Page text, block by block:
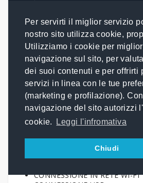
Per servirti il miglior servizio
nostro sito utilizza cookie,
Utilizziamo i cookie per
navigazione sul sito, per
dei suoi contenuti e per offrirti
servizi in linea con le tue
(marketing e profilazione).
navigazione del sito autorizzi
cookie.
Leggi l'infromativa
Chiudi
esattamente il consumo di
quando sta per terminare
adatto alla quantità di
ALIMENTAZIONE
alimentazione Switching ad
COPPIA PARATIE - GN 2/1
SISTEMA DI LAVAGGIO
SONDA AL CUORE
fissa
CONNESSIONE IN RETE WI-FI